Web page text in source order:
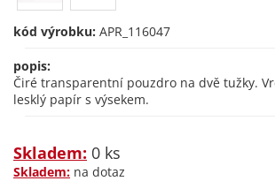
kód výrobku: APR_116047
popis:
Čiré transparentní pouzdro na dvě tužky.
lesklý papír s výsekem.
Skladem: 0 ks
Skladem: na dotaz